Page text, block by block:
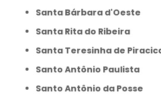
Santa Bárbara d'Oeste
Santa Rita do Ribeira
Santa Teresinha de
Santo Antônio Paulista
Santo Antônio da Posse